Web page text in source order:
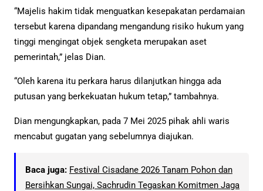
“Majelis hakim tidak menguatkan kesepakatan perdamaian
tersebut karena dipandang mengandung risiko hukum yang
tinggi mengingat objek sengketa merupakan aset
pemerintah,” jelas Dian.
“Oleh karena itu perkara harus dilanjutkan hingga ada
putusan yang berkekuatan hukum tetap,” tambahnya.
Dian mengungkapkan, pada 7 Mei 2025 pihak ahli waris
mencabut gugatan yang sebelumnya diajukan.
Baca juga: Festival Cisadane 2026 Tanam Pohon dan
Bersihkan Sungai, Sachrudin Tegaskan Komitmen Jaga